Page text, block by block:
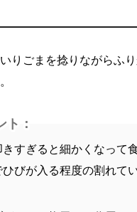
りごまを捻りながらふ
ト：
すぎると細かくなって
ひびが入る程度の割れて